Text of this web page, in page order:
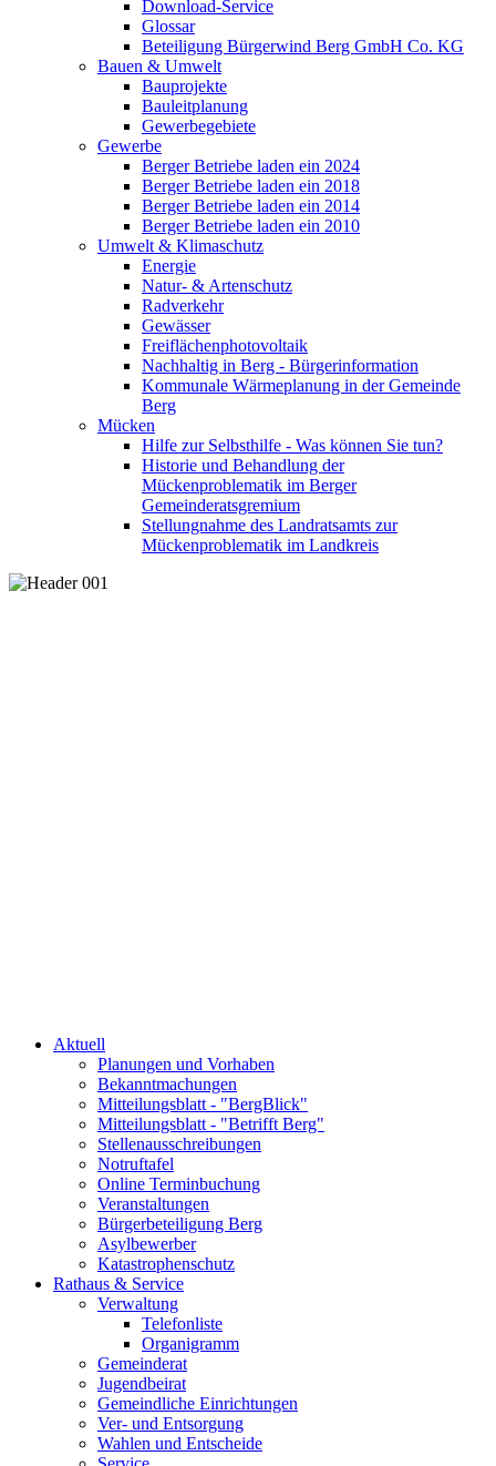
Download-Service
Glossar
Beteiligung Bürgerwind Berg GmbH Co. KG
Bauen & Umwelt
Bauprojekte
Bauleitplanung
Gewerbegebiete
Gewerbe
Berger Betriebe laden ein 2024
Berger Betriebe laden ein 2018
Berger Betriebe laden ein 2014
Berger Betriebe laden ein 2010
Umwelt & Klimaschutz
Energie
Natur- & Artenschutz
Radverkehr
Gewässer
Freiflächenphotovoltaik
Nachhaltig in Berg - Bürgerinformation
Kommunale Wärmeplanung in der Gemeinde
Berg
Mücken
Hilfe zur Selbsthilfe - Was können Sie tun?
Historie und Behandlung der
Mückenproblematik im Berger
Gemeinderatsgremium
Stellungnahme des Landratsamts zur
Mückenproblematik im Landkreis
Aktuell
Planungen und Vorhaben
Bekanntmachungen
Mitteilungsblatt - "BergBlick"
Mitteilungsblatt - "Betrifft Berg"
Stellenausschreibungen
Notruftafel
Online Terminbuchung
Veranstaltungen
Bürgerbeteiligung Berg
Asylbewerber
Katastrophenschutz
Rathaus & Service
Verwaltung
Telefonliste
Organigramm
Gemeinderat
Jugendbeirat
Gemeindliche Einrichtungen
Ver- und Entsorgung
Wahlen und Entscheide